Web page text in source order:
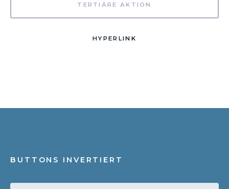
TERTIÄRE AKTION
HYPERLINK
BUTTONS INVERTIERT